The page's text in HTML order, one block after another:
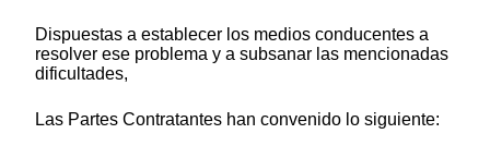
Dispuestas a establecer los medios conducentes a
resolver ese problema y a subsanar las mencionadas
dificultades,
Las Partes Contratantes han convenido lo siguiente: